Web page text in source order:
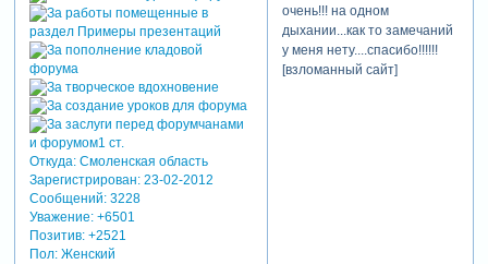
Откуда:Смоленская область
Зарегистрирован: 23-02-2012
Сообщений:3228
Уважение: +6501
Позитив: +2521
Пол:Женский
очень!!! на одном
дыхании...как то замечаний
у меня нету....спасибо!!!!!!
[взломанный сайт]